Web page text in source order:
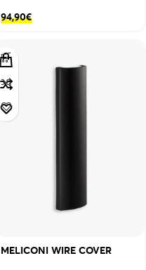
94,90€
MELICONI WIRE COVER